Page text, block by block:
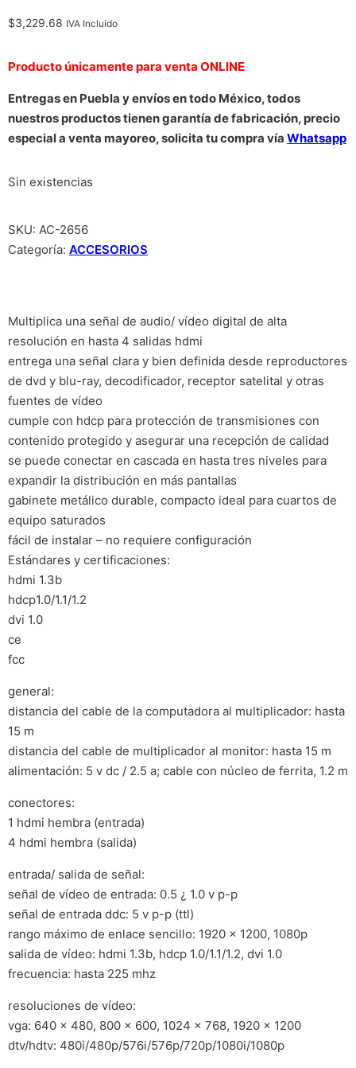
$3,229.68 IVA Incluido
Producto únicamente para venta ONLINE
Entregas en Puebla y envíos en todo México, todos
nuestros productos tienen garantía de fabricación, precio
especial a venta mayoreo, solicita tu compra vía Whatsapp
Sin existencias
SKU: AC-2656
Categoría: ACCESORIOS
Multiplica una señal de audio/ vídeo digital de alta
resolución en hasta 4 salidas hdmi
entrega una señal clara y bien definida desde reproductores
de dvd y blu-ray, decodificador, receptor satelital y otras
fuentes de vídeo
cumple con hdcp para protección de transmisiones con
contenido protegido y asegurar una recepción de calidad
se puede conectar en cascada en hasta tres niveles para
expandir la distribución en más pantallas
gabinete metálico durable, compacto ideal para cuartos de
equipo saturados
fácil de instalar – no requiere configuración
Estándares y certificaciones:
hdmi 1.3b
hdcp1.0/1.1/1.2
dvi 1.0
ce
fcc
general:
distancia del cable de la computadora al multiplicador: hasta
15 m
distancia del cable de multiplicador al monitor: hasta 15 m
alimentación: 5 v dc / 2.5 a; cable con núcleo de ferrita, 1.2 m
conectores:
1 hdmi hembra (entrada)
4 hdmi hembra (salida)
entrada/ salida de señal:
señal de vídeo de entrada: 0.5 ¿ 1.0 v p-p
señal de entrada ddc: 5 v p-p (ttl)
rango máximo de enlace sencillo: 1920 x 1200, 1080p
salida de vídeo: hdmi 1.3b, hdcp 1.0/1.1/1.2, dvi 1.0
frecuencia: hasta 225 mhz
resoluciones de vídeo:
vga: 640 x 480, 800 x 600, 1024 x 768, 1920 x 1200
dtv/hdtv: 480i/480p/576i/576p/720p/1080i/1080p